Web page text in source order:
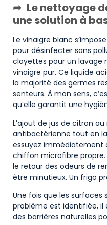
Le nettoyage
une solution à
Le vinaigre blanc
pour désinfecter sans
clayettes pour un lavage
vinaigre pur. Ce liquide
la majorité des germes
senteurs. À mon sens,
qu’elle garantit une
L’ajout de jus de citron
antibactérienne tout en
essuyez immédiatement
chiffon microfibre propre.
le retour des odeurs de
être minutieux. Un frigo
Une fois que les surfaces
problème est identifiée,
des barrières naturelles